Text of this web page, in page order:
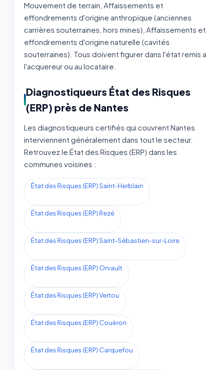
Mouvement de terrain, Affaissements et
effondrements d'origine anthropique (anciennes
carrières souterraines, hors mines), Affaissements et
effondrements d'origine naturelle (cavités
souterraines). Tous doivent figurer dans l'état remis a
l'acquereur ou au locataire.
Diagnostiqueurs État des Risques
(ERP) près de Nantes
Les diagnostiqueurs certifiés qui couvrent Nantes
interviennent généralement dans tout le secteur.
Retrouvez le État des Risques (ERP) dans les
communes voisines :
État des Risques (ERP) Saint-Herblain
État des Risques (ERP) Rezé
État des Risques (ERP) Saint-Sébastien-sur-Loire
État des Risques (ERP) Orvault
État des Risques (ERP) Vertou
État des Risques (ERP) Couëron
État des Risques (ERP) Carquefou